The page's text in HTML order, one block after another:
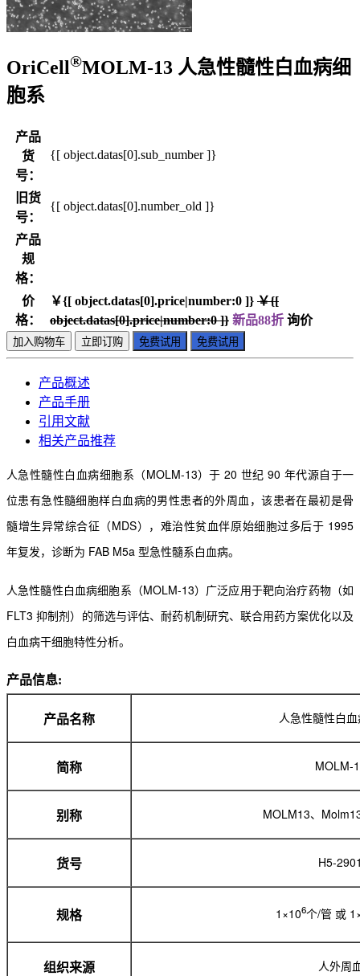
OriCell®MOLM-13 人急性髓性白血病细
胞系
产品
货
号：
{[ object.datas[0].sub_number ]}
旧货
号：
{[ object.datas[0].number_old ]}
产品
规
格：
价
格：
￥{[ object.datas[0].price|number:0 ]} ￥{[
object.datas[0].price|number:0 ]} 新品88折 询价
加入购物车 立即订购 免费试用 免费试用
产品概述
产品手册
引用文献
相关产品推荐
人急性髓性白血病细胞系（MOLM-13）于 20 世纪 90 年代源自于一
位患有急性髓细胞样白血病的男性患者的外周血，该患者在最初是骨
髓增生异常综合征（MDS），难治性贫血伴原始细胞过多后于 1995
年复发，诊断为 FAB M5a 型急性髓系白血病。
人急性髓性白血病细胞系（MOLM-13）广泛应用于靶向治疗药物（如
FLT3 抑制剂）的筛选与评估、耐药机制研究、联合用药方案优化以及
白血病干细胞特性分析。
产品信息:
产品名称 人急性髓性白
简称 MOLM-
别称 MOLM13、
货号 H5-
规格 1×106个/管 或
组织来源 人外周